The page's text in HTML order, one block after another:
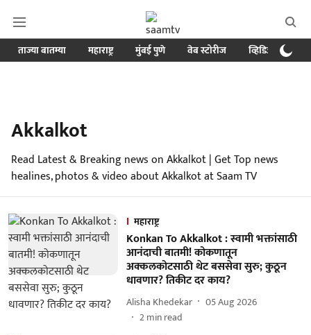
ताज्या बातम्या महाराष्ट्र मुंबई पुणे वेब स्टोरीज व्हिडिओ
Akkalkot
Read Latest & Breaking news on Akkalkot | Get Top news
healines, photos & video about Akkalkot at Saam TV
महाराष्ट्र
Konkan To Akkalkot : स्वामी भक्तांसाठी
आनंदाची बातमी! कोकणातून
अक्कलकोटसाठी थेट बससेवा सुरु; कुठून
धावणार? तिकीट दर काय?
Alisha Khedekar
05 Aug 2026
2min read